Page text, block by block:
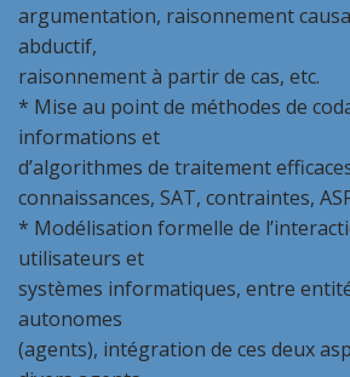
argumentation, raisonnement
abductif,
raisonnement à partir de cas, etc.
* Mise au point de méthodes de
informations et
d’algorithmes de traitement
connaissances, SAT, contraintes,
* Modélisation formelle de
utilisateurs et
systèmes informatiques, entre
autonomes
(agents), intégration de ces deux